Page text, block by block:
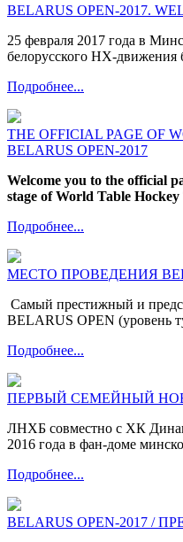
BELARUS OPEN-2017.
25 февраля 2017 года в
белорусского НХ-движения
Подробнее...
THE OFFICIAL PAGE OF
BELARUS OPEN-2017
Welcome you to the official
stage of World Table
Подробнее...
МЕСТО ПРОВЕДЕНИЯ
Самый престижный и
BELARUS OPEN (уровень
Подробнее...
ПЕРВЫЙ СЕМЕЙНЫЙ
ЛНХБ совместно с ХК
2016 года в фан-доме
Подробнее...
BELARUS OPEN-2017 /